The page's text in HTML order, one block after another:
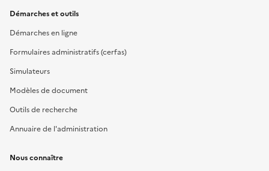
Démarches et outils
Démarches en ligne
Formulaires administratifs (cerfas)
Simulateurs
Modèles de document
Outils de recherche
Annuaire de l'administration
Nous connaître